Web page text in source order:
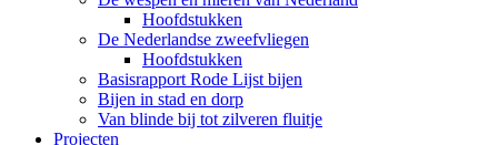
Hoofdstukken
De Nederlandse zweefvliegen
Hoofdstukken
Basisrapport Rode Lijst bijen
Bijen in stad en dorp
Van blinde bij tot zilveren fluitje
Projecten